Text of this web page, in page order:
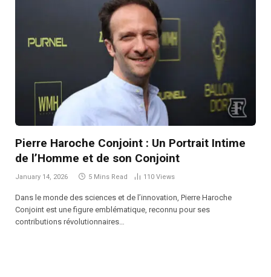
Pierre Haroche Conjoint : Un Portrait Intime
de l’Homme et de son Conjoint
January 14, 2026 5 Mins Read 110 Views
Dans le monde des sciences et de l’innovation, Pierre Haroche
Conjoint est une figure emblématique, reconnu pour ses
contributions révolutionnaires…